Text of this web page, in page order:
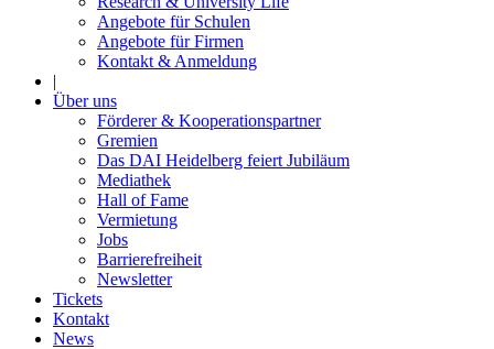
Angebote für Schulen
Angebote für Firmen
Kontakt & Anmeldung
|
Über uns
Förderer & Kooperationspartner
Gremien
Das DAI Heidelberg feiert Jubiläum
Mediathek
Hall of Fame
Vermietung
Jobs
Barrierefreiheit
Newsletter
Tickets
Kontakt
News